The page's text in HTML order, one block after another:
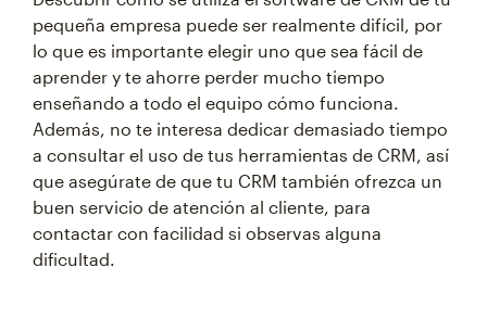
pequeña empresa puede ser realmente difícil, por
lo que es importante elegir uno que sea fácil de
aprender y te ahorre perder mucho tiempo
enseñando a todo el equipo cómo funciona.
Además, no te interesa dedicar demasiado tiempo
a consultar el uso de tus herramientas de CRM, así
que asegúrate de que tu CRM también ofrezca un
buen servicio de atención al cliente, para
contactar con facilidad si observas alguna
dificultad.